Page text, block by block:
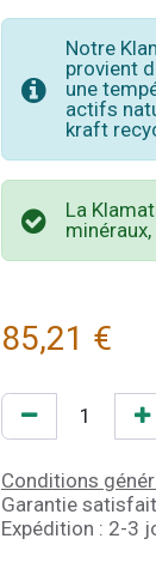
Notre
provient
une
actifs
kraft
La
85,21 €
Conditions
Garantie
Expédition : 2-3